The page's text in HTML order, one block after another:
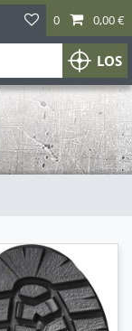
LOS
0 0,00 €